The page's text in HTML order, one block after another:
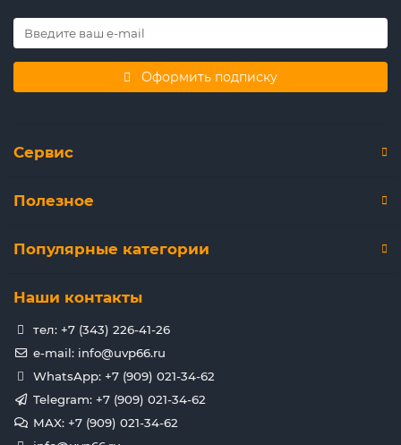
Оформить подписку
Сервис
Полезное
Популярные категории
Наши контакты
тел: +7 (343) 226-41-26
e-mail: info@uvp66.ru
WhatsApp: +7 (909) 021-34-62
Telegram: +7 (909) 021-34-62
MAX: +7 (909) 021-34-62